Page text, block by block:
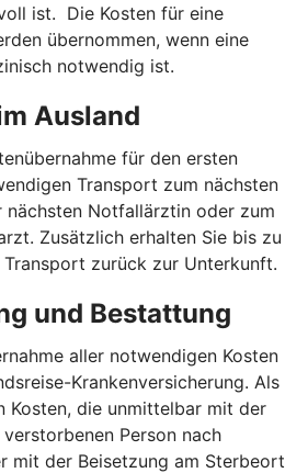
ist. Die Kosten für eine
übernommen, wenn eine
notwendig ist.
Ausland
für den ersten
Transport zum nächsten
nächsten Notfallärztin oder zum
Zusätzlich erhalten Sie bis zu
Transport zurück zur Unterkunft.
und Bestattung
aller notwendigen Kosten
Krankenversicherung. Als
Kosten, die unmittelbar mit der
Person nach
mit der Beisetzung am Sterbeort